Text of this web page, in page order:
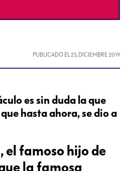
PUBLICADO EL 23, DICIEMBRE 2019
es sin duda la que
hasta ahora, se dio a
el famoso hijo de
la famosa